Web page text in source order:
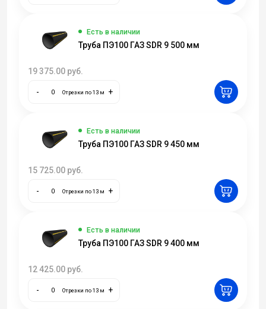
Есть в наличии
Труба ПЭ100 ГАЗ SDR 9 500 мм
19 375.00 руб.
- Отрезки по 13 м +
Есть в наличии
Труба ПЭ100 ГАЗ SDR 9 450 мм
15 725.00 руб.
- Отрезки по 13 м +
Есть в наличии
Труба ПЭ100 ГАЗ SDR 9 400 мм
12 425.00 руб.
- Отрезки по 13 м +